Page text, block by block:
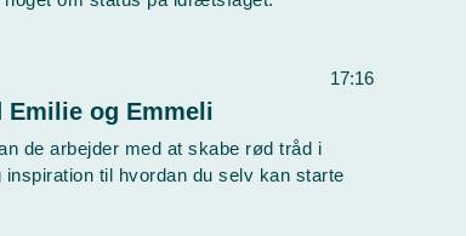
17:16
Emilie og Emmeli
de arbejder med at skabe rød tråd i
til hvordan du selv kan starte